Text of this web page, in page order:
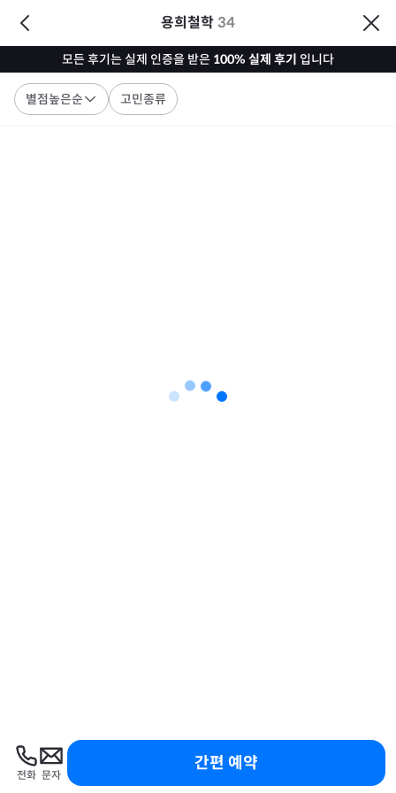
용희철학34
모든 후기는 실제 인증을 받은 100% 실제 후기 입니다
별점높은순 고민종류
전화 문자
간편 예약